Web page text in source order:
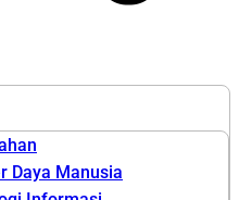
Daya Manusia